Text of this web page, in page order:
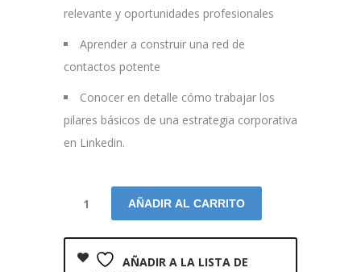
relevante y oportunidades profesionales
Aprender a construir una red de
contactos potente
Conocer en detalle cómo trabajar los
pilares básicos de una estrategia corporativa
en Linkedin.
AÑADIR AL CARRITO
AÑADIR A LA LISTA DE